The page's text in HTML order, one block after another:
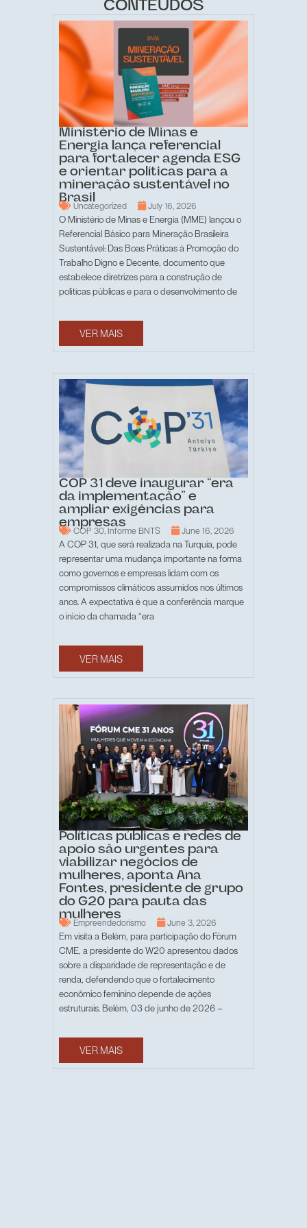
CONTEÚDOS
Ministério de Minas e
Energia lança referencial
para fortalecer agenda ESG
e orientar políticas para a
mineração sustentável no
Brasil
Uncategorized July 16, 2026
O Ministério de Minas e Energia (MME) lançou o
Referencial Básico para Mineração Brasileira
Sustentável: Das Boas Práticas à Promoção do
Trabalho Digno e Decente, documento que
estabelece diretrizes para a construção de
políticas públicas e para o desenvolvimento de
VER MAIS
COP 31 deve inaugurar “era
da implementação” e
ampliar exigências para
empresas
COP 30, Informe BNTS June 16, 2026
A COP 31, que será realizada na Turquia, pode
representar uma mudança importante na forma
como governos e empresas lidam com os
compromissos climáticos assumidos nos últimos
anos. A expectativa é que a conferência marque
o início da chamada “era
VER MAIS
Políticas públicas e redes de
apoio são urgentes para
viabilizar negócios de
mulheres, aponta Ana
Fontes, presidente de grupo
do G20 para pauta das
mulheres
Empreendedorismo June 3, 2026
Em visita a Belém, para participação do Fórum
CME, a presidente do W20 apresentou dados
sobre a disparidade de representação e de
renda, defendendo que o fortalecimento
econômico feminino depende de ações
estruturais. Belém, 03 de junho de 2026 –
VER MAIS